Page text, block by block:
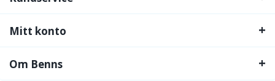
Mitt konto
Om Benns